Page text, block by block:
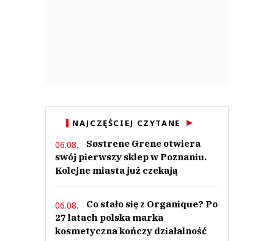
NAJCZĘŚCIEJ CZYTANE
06.08.
Søstrene Grene otwiera
swój pierwszy sklep w Poznaniu.
Kolejne miasta już czekają
06.08.
Co stało się z Organique? Po
27 latach polska marka
kosmetyczna kończy działalność